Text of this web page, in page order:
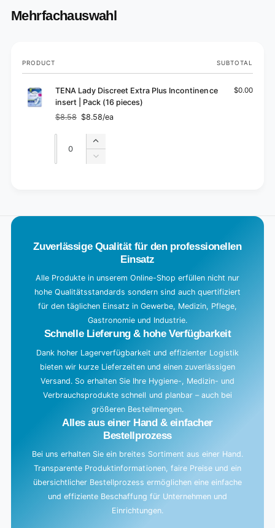
Mehrfachauswahl
Your
cart
PRODUCT SUBTOTAL
TENA Lady Discreet Extra Plus Incontinence
insert | Pack (16 pieces)
Regular
price
$8.58
Sale
price
$8.58/ea
$0.00
Quantity
Increase
quantity
Decrease
a
Zuverlässige Qualität für den professionellen
Einsatz
Alle Produkte in unserem Online-Shop erfüllen nicht nur
hohe Qualitätsstandards sondern sind auch quertifiziert
für den täglichen Einsatz in Gewerbe, Medizin, Pflege,
Gastronomie und Industrie.
Schnelle Lieferung & hohe Verfügbarkeit
Dank hoher Lagerverfügbarkeit und effizienter Logistik
bieten wir kurze Lieferzeiten und einen zuverlässigen
Versand. So erhalten Sie Ihre Hygiene-, Medizin- und
Verbrauchsprodukte schnell und planbar – auch bei
größeren Bestellmengen.
Alles aus einer Hand & einfacher
Bestellprozess
Bei uns erhalten Sie ein breites Sortiment aus einer Hand.
Transparente Produktinformationen, faire Preise und ein
übersichtlicher Bestellprozess ermöglichen eine einfache
und effiziente Beschaffung für Unternehmen und
Einrichtungen.